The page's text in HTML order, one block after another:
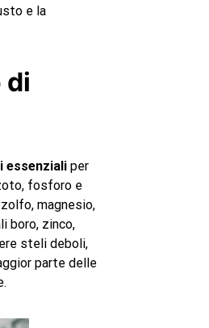
e la
di
essenziali per
fosforo e
magnesio,
boro, zinco,
steli deboli,
parte delle